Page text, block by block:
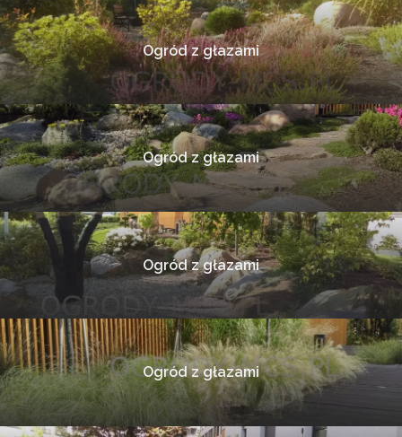
Ogród z głazami
Ogród z głazami
Ogród z głazami
Ogród z głazami